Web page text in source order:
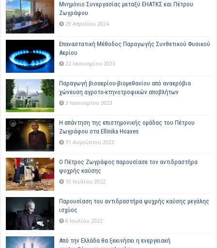
Μνημόνιο Συνεργασίας μεταξύ ΕΗΑΤΚΣ και Πέτρου
Ζωγράφου
29 Απριλίου 2024
Επαναστατική Μέθοδος Παραγωγής Συνθετικού Φυσικού
Αερίου
22 Ιανουαρίου 2023
Παραγωγή βιοαερίου-βιομεθανίου από αναερόβια
χώνευση αγροτο-κτηνοτροφικών αποβλήτων
3 Ιανουαρίου 2023
Η απάντηση της επιστημονικής ομάδας του Πέτρου
Ζωγράφου στα Ellinika Hoaxes
31 Αυγούστου 2022
Ο Πέτρος Ζωγράφος παρουσίασε τον αντιδραστήρα
ψυχρής καύσης
10 Ιουλίου 2022
Παρουσίαση του αντιδραστήρα ψυχρής καύσης μεγάλης
ισχύος
8 Ιουλίου 2022
Από την Ελλάδα θα ξεκινήσει η ενεργειακή